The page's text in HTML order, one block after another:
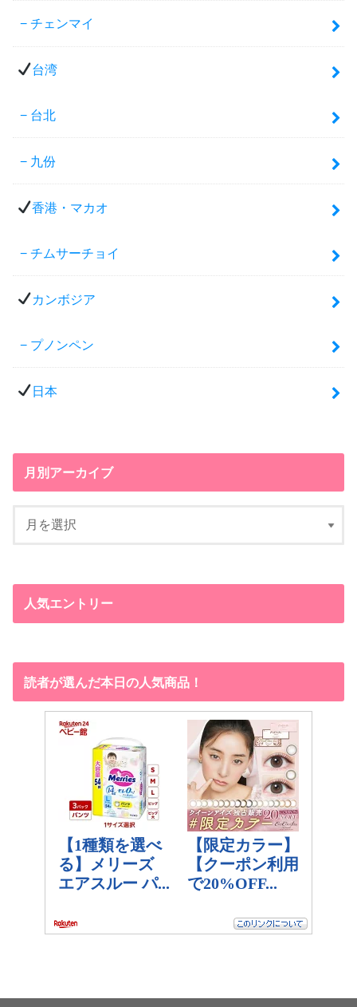
チェンマイ
台湾
台北
九份
香港・マカオ
チムサーチョイ
カンボジア
プノンペン
日本
月別アーカイブ
人気エントリー
読者が選んだ本日の人気商品！